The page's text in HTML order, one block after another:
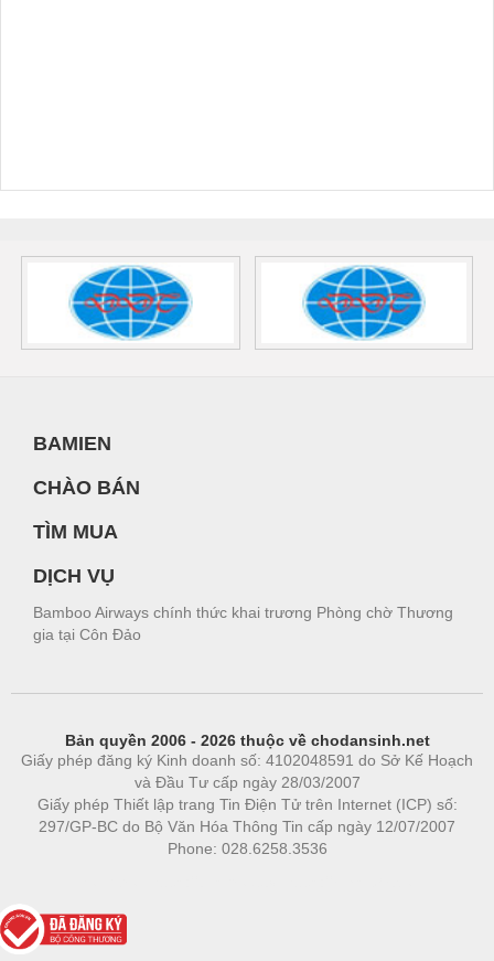
BAMIEN
CHÀO BÁN
TÌM MUA
DỊCH VỤ
Bamboo Airways chính thức khai trương Phòng chờ Thương
gia tại Côn Đảo
Bản quyền 2006 - 2026 thuộc về chodansinh.net
Giấy phép đăng ký Kinh doanh số: 4102048591 do Sở Kế Hoạch
và Đầu Tư cấp ngày 28/03/2007
Giấy phép Thiết lập trang Tin Điện Tử trên Internet (ICP) số:
297/GP-BC do Bộ Văn Hóa Thông Tin cấp ngày 12/07/2007
Phone: 028.6258.3536